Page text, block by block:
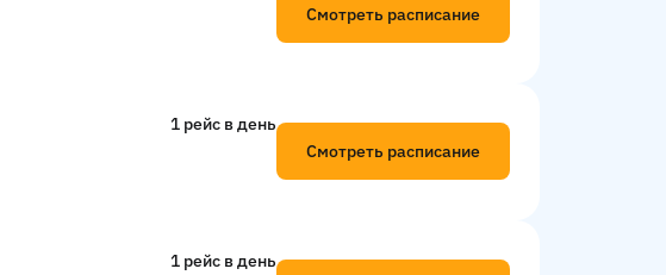
Смотреть расписание
1 рейс в день
Смотреть расписание
1 рейс в день